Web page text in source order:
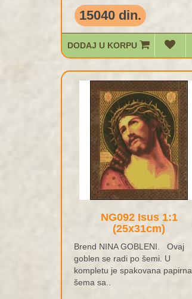
15040 din.
DODAJ U KORPU
NG092 Isus 1:1
(25x31cm)
Brend NINA GOBLENI. Ovaj
goblen se radi po šemi. U
kompletu je spakovana papirna
šema sa..